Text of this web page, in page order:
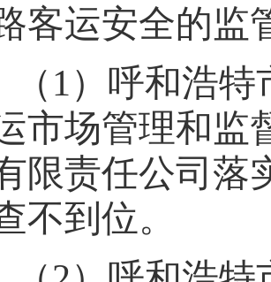
客运安全的监
（1）呼和浩
市场管理和监
限责任公司落
不到位。